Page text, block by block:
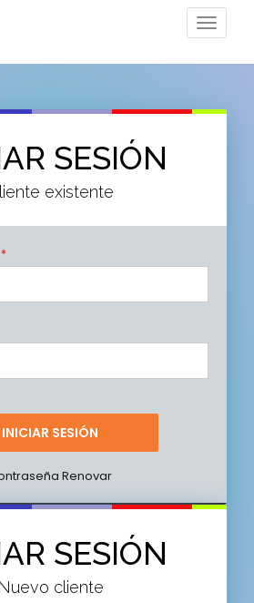
Toggle
SESIÓN
existente
*
Renovar
SESIÓN
Nuevo cliente